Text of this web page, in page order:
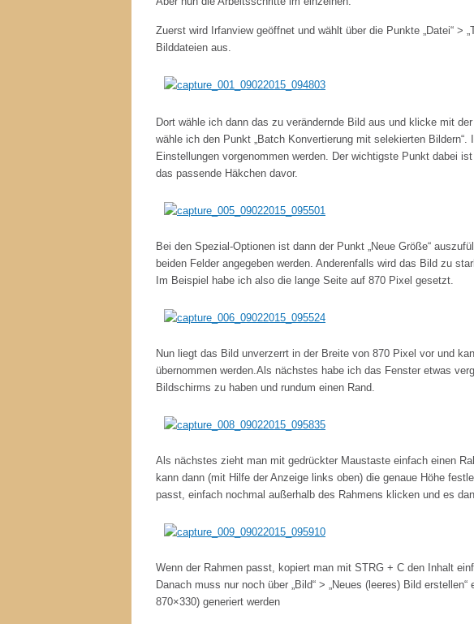
Zuerst wird Irfanview geöffnet und wählt über die Punkte „Datei“ >
Bilddateien aus.
Dort wähle ich dann das zu verändernde Bild aus und klicke mit
wähle ich den Punkt „Batch Konvertierung mit selekierten
Einstellungen vorgenommen werden. Der wichtigste Punkt dabei
das passende Häkchen davor.
Bei den Spezial-Optionen ist dann der Punkt „Neue Größe“
beiden Felder angegeben werden. Anderenfalls wird das Bild zu
Im Beispiel habe ich also die lange Seite auf 870 Pixel gesetzt.
Nun liegt das Bild unverzerrt in der Breite von 870 Pixel vor und
übernommen werden.Als nächstes habe ich das Fenster etwas
Bildschirms zu haben und rundum einen Rand.
Als nächstes zieht man mit gedrückter Maustaste einfach einen
kann dann (mit Hilfe der Anzeige links oben) die genaue Höhe
passt, einfach nochmal außerhalb des Rahmens klicken und es
Wenn der Rahmen passt, kopiert man mit STRG + C den Inhalt
Danach muss nur noch über „Bild“ > „Neues (leeres) Bild
870×330) generiert werden